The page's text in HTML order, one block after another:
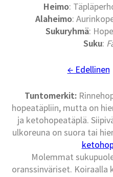
Heimo:
Alaheimo:
Sukuryhmä:
Suku:
← Edellinen
Tuntomerkit:
hopeatäpliin, mutta on
ja ketohopeatäplä.
ulkoreuna on suora tai
Molemmat
oranssinväriset. Koiraalla